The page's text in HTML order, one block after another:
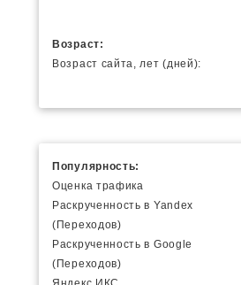
Возраст:
Возраст сайта, лет (дней):
Популярность:
Оценка трафика
Раскрученность в Yandex
(Переходов)
Раскрученность в Google
(Переходов)